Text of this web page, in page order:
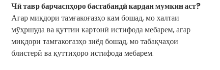
Чӣ тавр барчаспҳоро бастабандӣ кардан мумкин аст?
Агар миқдори тамғакоғазҳо кам бошад, мо халтаи
мӯҳршуда ва қуттии картонӣ истифода мебарем, агар
миқдори тамғакоғазҳо зиёд бошад, мо табақчаҳои
блистерӣ ва қуттиҳоро истифода мебарем.